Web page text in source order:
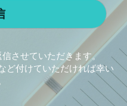
させていただきます。
ど付けていただければ幸い